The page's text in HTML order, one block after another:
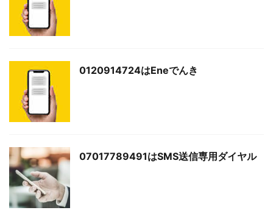
0120914724はEneでんき
07017789491はSMS送信専用ダイヤル